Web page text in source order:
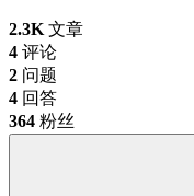
2.3K 文章
4 评论
2 问题
4 回答
364 粉丝